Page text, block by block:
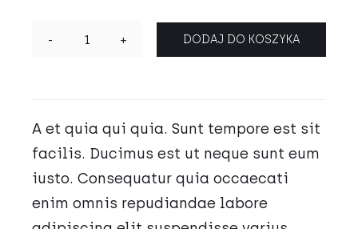
ilość
DODAJ DO KOSZYKA
A et quia qui quia. Sunt tempore est sit
facilis. Ducimus est ut neque sunt eum
iusto. Consequatur quia occaecati
enim omnis repudiandae labore